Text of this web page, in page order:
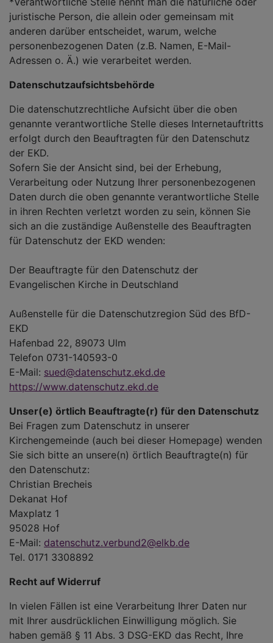
juristische Person, die allein oder gemeinsam mit
anderen darüber entscheidet, warum, welche
personenbezogenen Daten (z.B. Namen, E-Mail-
Adressen o. Ä.) wie verarbeitet werden.
Datenschutzaufsichtsbehörde
Die datenschutzrechtliche Aufsicht über die oben
genannte verantwortliche Stelle dieses Internetauftritts
erfolgt durch den Beauftragten für den Datenschutz
der EKD.
Sofern Sie der Ansicht sind, bei der Erhebung,
Verarbeitung oder Nutzung Ihrer personenbezogenen
Daten durch die oben genannte verantwortliche Stelle
in ihren Rechten verletzt worden zu sein, können Sie
sich an die zuständige Außenstelle des Beauftragten
für Datenschutz der EKD wenden:
Der Beauftragte für den Datenschutz der
Evangelischen Kirche in Deutschland
Außenstelle für die Datenschutzregion Süd des BfD-
EKD
Hafenbad 22, 89073 Ulm
Telefon 0731-140593-0
E-Mail: sued@datenschutz.ekd.de
https://www.datenschutz.ekd.de
Unser(e) örtlich Beauftragte(r) für den Datenschutz
Bei Fragen zum Datenschutz in unserer
Kirchengemeinde (auch bei dieser Homepage) wenden
Sie sich bitte an unsere(n) örtlich Beauftragte(n) für
den Datenschutz:
Christian Brecheis
Dekanat Hof
Maxplatz 1
95028 Hof
E-Mail: datenschutz.verbund2@elkb.de
Tel. 0171 3308892
Recht auf Widerruf
In vielen Fällen ist eine Verarbeitung Ihrer Daten nur
mit Ihrer ausdrücklichen Einwilligung möglich. Sie
haben gemäß § 11 Abs. 3 DSG-EKD das Recht, Ihre